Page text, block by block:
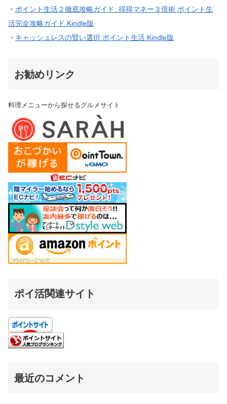
・ ポイント生活２徹底攻略ガイド: 得得マネー３倍術 ポイント生
活完全攻略ガイド Kindle版
・ キャッシュレスの賢い選択 ポイント生活 Kindle版
お勧めリンク
料理メニューから探せるグルメサイト
ポイ活関連サイト
最近のコメント